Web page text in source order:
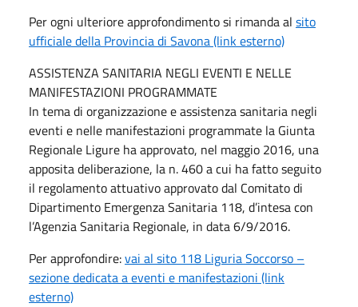
Per ogni ulteriore approfondimento si rimanda al sito
ufficiale della Provincia di Savona (link esterno)
ASSISTENZA SANITARIA NEGLI EVENTI E NELLE
MANIFESTAZIONI PROGRAMMATE
In tema di organizzazione e assistenza sanitaria negli
eventi e nelle manifestazioni programmate la Giunta
Regionale Ligure ha approvato, nel maggio 2016, una
apposita deliberazione, la n. 460 a cui ha fatto seguito
il regolamento attuativo approvato dal Comitato di
Dipartimento Emergenza Sanitaria 118, d’intesa con
l’Agenzia Sanitaria Regionale, in data 6/9/2016.
Per approfondire:vai al sito 118 Liguria Soccorso –
sezione dedicata a eventi e manifestazioni (link
esterno)